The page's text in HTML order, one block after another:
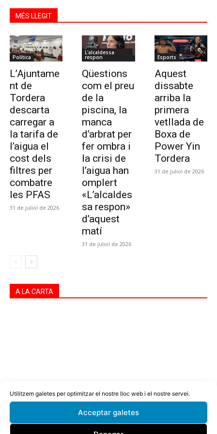
Utilitzem galetes per optimitzar el nostre lloc web i el nostre servei.
Acceptar galetes
MÉS LLEGIT
Política
L’Ajuntame
nt de
Tordera
descarta
carregar a
la tarifa de
l’aigua el
cost dels
filtres per
combatre
les PFAS
31 de juliol de 2026
L'alcaldessa
respon
Qüestions
com el preu
de la
piscina, la
manca
d’arbrat per
fer ombra i
la crisi de
l’aigua han
omplert
«L’alcaldes
sa respon»
d’aquest
matí
31 de juliol de 2026
Esports
Aquest
dissabte
arriba la
primera
vetllada de
Boxa de
Power Yin
Tordera
31 de juliol de 2026
A LA CARTA